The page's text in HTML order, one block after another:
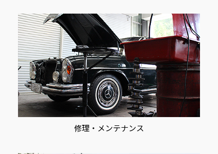
修理・メンテナンス